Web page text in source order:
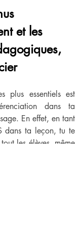
et les
plus essentiels est
dans ta
En effet, en tant
dans ta leçon, tu te
les élèves, même